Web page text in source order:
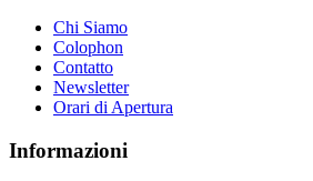
Chi Siamo
Colophon
Contatto
Newsletter
Orari di Apertura
Informazioni